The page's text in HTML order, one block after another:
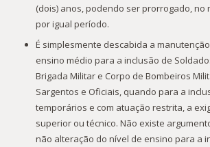
(dois) anos, podendo ser prorrogado, no
por igual período.
É simplesmente descabida a
ensino médio para a inclusão de
Brigada Militar e Corpo de Bombeiros
Sargentos e Oficiais, quando para a
temporários e com atuação restrita, a
superior ou técnico. Não existe
não alteração do nível de ensino para a